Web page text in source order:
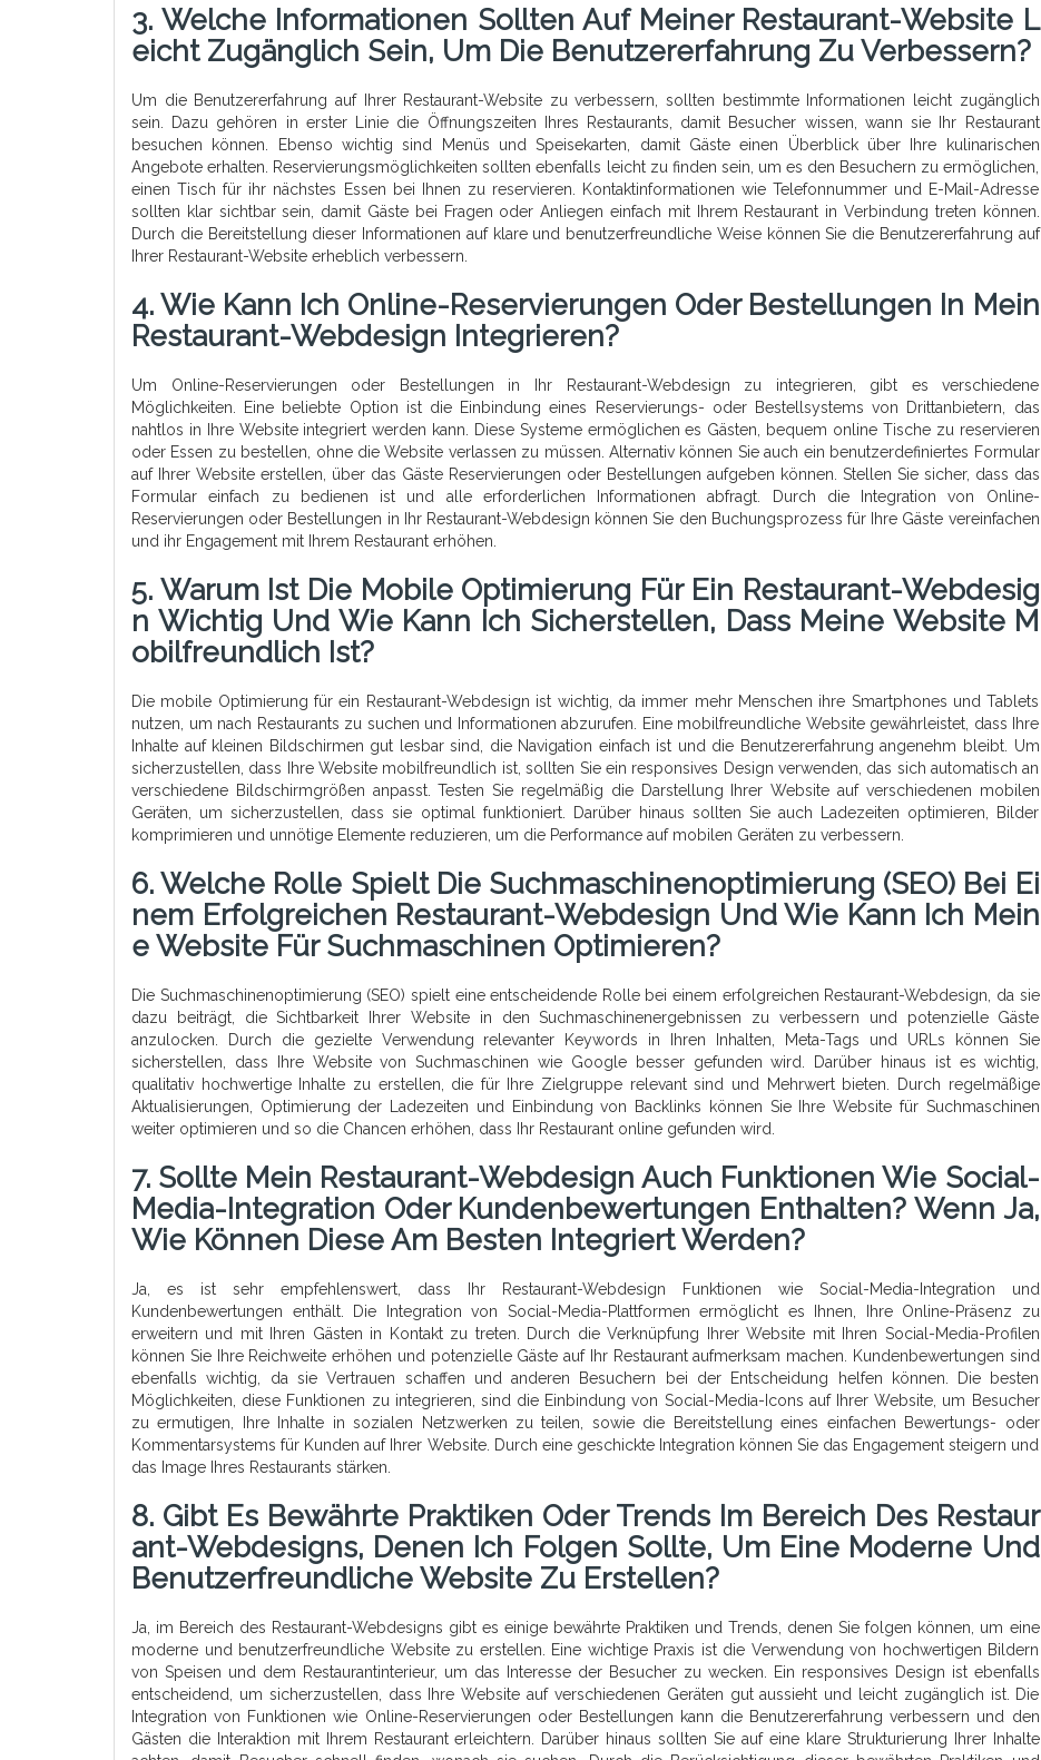
3. Welche Informationen Sollten Auf Meiner Restaurant-Website L
Eicht Zugänglich Sein, Um Die Benutzererfahrung Zu Verbessern?
Um die Benutzererfahrung auf Ihrer Restaurant-Website zu verbessern, sollten bestimmte Informationen leicht zugänglich
sein. Dazu gehören in erster Linie die Öffnungszeiten Ihres Restaurants, damit Besucher wissen, wann sie Ihr Restaurant
besuchen können. Ebenso wichtig sind Menüs und Speisekarten, damit Gäste einen Überblick über Ihre kulinarischen
Angebote erhalten. Reservierungsmöglichkeiten sollten ebenfalls leicht zu finden sein, um es den Besuchern zu ermöglichen,
einen Tisch für ihr nächstes Essen bei Ihnen zu reservieren. Kontaktinformationen wie Telefonnummer und E-Mail-Adresse
sollten klar sichtbar sein, damit Gäste bei Fragen oder Anliegen einfach mit Ihrem Restaurant in Verbindung treten können.
Durch die Bereitstellung dieser Informationen auf klare und benutzerfreundliche Weise können Sie die Benutzererfahrung auf
Ihrer Restaurant-Website erheblich verbessern.
4. Wie Kann Ich Online-Reservierungen Oder Bestellungen In Mein
Restaurant-Webdesign Integrieren?
Um Online-Reservierungen oder Bestellungen in Ihr Restaurant-Webdesign zu integrieren, gibt es verschiedene
Möglichkeiten. Eine beliebte Option ist die Einbindung eines Reservierungs- oder Bestellsystems von Drittanbietern, das
nahtlos in Ihre Website integriert werden kann. Diese Systeme ermöglichen es Gästen, bequem online Tische zu reservieren
oder Essen zu bestellen, ohne die Website verlassen zu müssen. Alternativ können Sie auch ein benutzerdefiniertes Formular
auf Ihrer Website erstellen, über das Gäste Reservierungen oder Bestellungen aufgeben können. Stellen Sie sicher, dass das
Formular einfach zu bedienen ist und alle erforderlichen Informationen abfragt. Durch die Integration von Online-
Reservierungen oder Bestellungen in Ihr Restaurant-Webdesign können Sie den Buchungsprozess für Ihre Gäste vereinfachen
und ihr Engagement mit Ihrem Restaurant erhöhen.
5. Warum Ist Die Mobile Optimierung Für Ein Restaurant-Webdesig
N Wichtig Und Wie Kann Ich Sicherstellen, Dass Meine Website M
Obilfreundlich Ist?
Die mobile Optimierung für ein Restaurant-Webdesign ist wichtig, da immer mehr Menschen ihre Smartphones und Tablets
nutzen, um nach Restaurants zu suchen und Informationen abzurufen. Eine mobilfreundliche Website gewährleistet, dass Ihre
Inhalte auf kleinen Bildschirmen gut lesbar sind, die Navigation einfach ist und die Benutzererfahrung angenehm bleibt. Um
sicherzustellen, dass Ihre Website mobilfreundlich ist, sollten Sie ein responsives Design verwenden, das sich automatisch an
verschiedene Bildschirmgrößen anpasst. Testen Sie regelmäßig die Darstellung Ihrer Website auf verschiedenen mobilen
Geräten, um sicherzustellen, dass sie optimal funktioniert. Darüber hinaus sollten Sie auch Ladezeiten optimieren, Bilder
komprimieren und unnötige Elemente reduzieren, um die Performance auf mobilen Geräten zu verbessern.
6. Welche Rolle Spielt Die Suchmaschinenoptimierung (SEO) Bei Ei
Nem Erfolgreichen Restaurant-Webdesign Und Wie Kann Ich Mein
E Website Für Suchmaschinen Optimieren?
Die Suchmaschinenoptimierung (SEO) spielt eine entscheidende Rolle bei einem erfolgreichen Restaurant-Webdesign, da sie
dazu beiträgt, die Sichtbarkeit Ihrer Website in den Suchmaschinenergebnissen zu verbessern und potenzielle Gäste
anzulocken. Durch die gezielte Verwendung relevanter Keywords in Ihren Inhalten, Meta-Tags und URLs können Sie
sicherstellen, dass Ihre Website von Suchmaschinen wie Google besser gefunden wird. Darüber hinaus ist es wichtig,
qualitativ hochwertige Inhalte zu erstellen, die für Ihre Zielgruppe relevant sind und Mehrwert bieten. Durch regelmäßige
Aktualisierungen, Optimierung der Ladezeiten und Einbindung von Backlinks können Sie Ihre Website für Suchmaschinen
weiter optimieren und so die Chancen erhöhen, dass Ihr Restaurant online gefunden wird.
7. Sollte Mein Restaurant-Webdesign Auch Funktionen Wie Social-
Media-Integration Oder Kundenbewertungen Enthalten? Wenn Ja,
Wie Können Diese Am Besten Integriert Werden?
Ja, es ist sehr empfehlenswert, dass Ihr Restaurant-Webdesign Funktionen wie Social-Media-Integration und
Kundenbewertungen enthält. Die Integration von Social-Media-Plattformen ermöglicht es Ihnen, Ihre Online-Präsenz zu
erweitern und mit Ihren Gästen in Kontakt zu treten. Durch die Verknüpfung Ihrer Website mit Ihren Social-Media-Profilen
können Sie Ihre Reichweite erhöhen und potenzielle Gäste auf Ihr Restaurant aufmerksam machen. Kundenbewertungen sind
ebenfalls wichtig, da sie Vertrauen schaffen und anderen Besuchern bei der Entscheidung helfen können. Die besten
Möglichkeiten, diese Funktionen zu integrieren, sind die Einbindung von Social-Media-Icons auf Ihrer Website, um Besucher
zu ermutigen, Ihre Inhalte in sozialen Netzwerken zu teilen, sowie die Bereitstellung eines einfachen Bewertungs- oder
Kommentarsystems für Kunden auf Ihrer Website. Durch eine geschickte Integration können Sie das Engagement steigern und
das Image Ihres Restaurants stärken.
8. Gibt Es Bewährte Praktiken Oder Trends Im Bereich Des Restaur
Ant-Webdesigns, Denen Ich Folgen Sollte, Um Eine Moderne Und
Benutzerfreundliche Website Zu Erstellen?
Ja, im Bereich des Restaurant-Webdesigns gibt es einige bewährte Praktiken und Trends, denen Sie folgen können, um eine
moderne und benutzerfreundliche Website zu erstellen. Eine wichtige Praxis ist die Verwendung von hochwertigen Bildern
von Speisen und dem Restaurantinterieur, um das Interesse der Besucher zu wecken. Ein responsives Design ist ebenfalls
entscheidend, um sicherzustellen, dass Ihre Website auf verschiedenen Geräten gut aussieht und leicht zugänglich ist. Die
Integration von Funktionen wie Online-Reservierungen oder Bestellungen kann die Benutzererfahrung verbessern und den
Gästen die Interaktion mit Ihrem Restaurant erleichtern. Darüber hinaus sollten Sie auf eine klare Strukturierung Ihrer Inhalte